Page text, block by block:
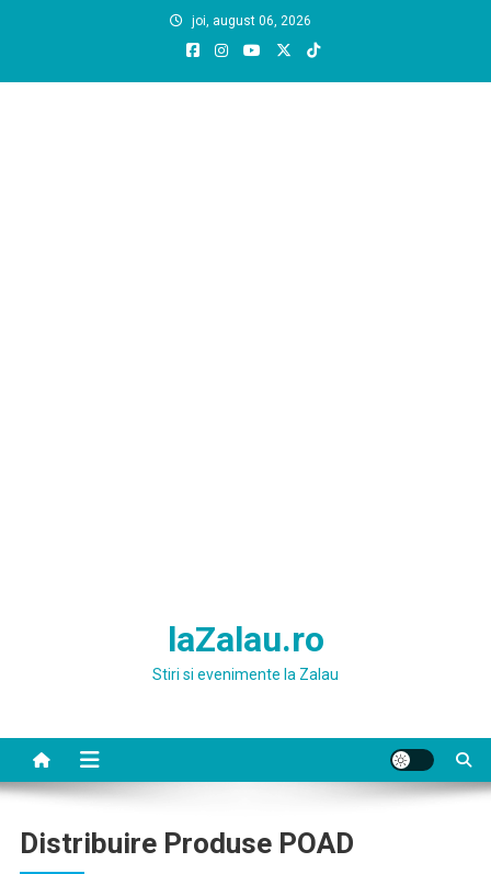
joi, august 06, 2026
laZalau.ro
Stiri si evenimente la Zalau
Distribuire Produse POAD